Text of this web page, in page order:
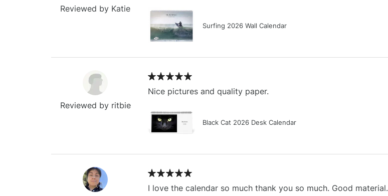
Reviewed by Katie
Surfing 2026 Wall Calendar
Reviewed by ritbie
Nice pictures and quality paper.
Black Cat 2026 Desk Calendar
I love the calendar so much thank you so much. Good material.